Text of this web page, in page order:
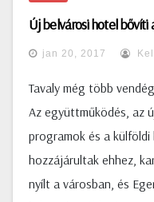
Új belvárosi hotel bővíti
jan 20, 2017
Tavaly még több
Az együttműködés, az
programok és a
hozzájárultak ehhez,
nyílt a városban, és